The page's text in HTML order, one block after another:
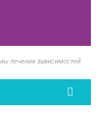
лечения зависимостей